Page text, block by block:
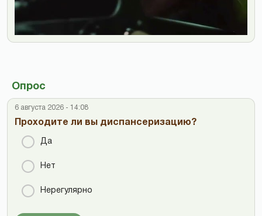
Опрос
6 августа 2026 - 14:08
Проходите ли вы диспансеризацию?
Да
Нет
Нерегулярно